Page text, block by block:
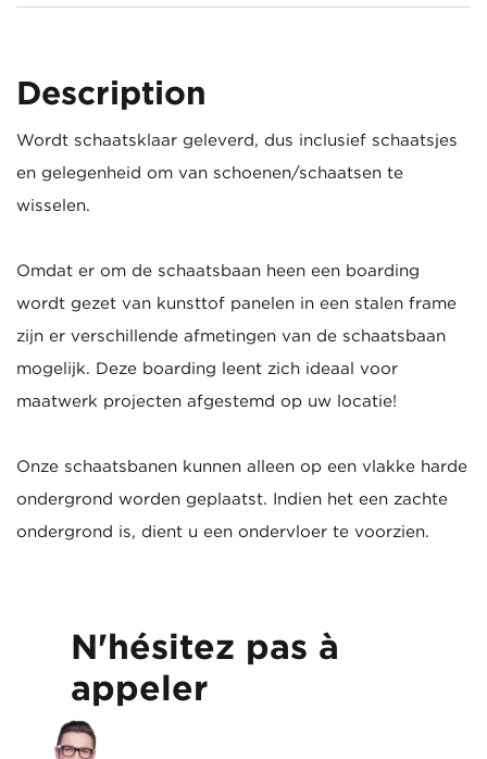
Description
Wordt schaatsklaar geleverd, dus inclusief schaatsjes
en gelegenheid om van schoenen/schaatsen te
wisselen.
Omdat er om de schaatsbaan heen een boarding
wordt gezet van kunsttof panelen in een stalen frame
zijn er verschillende afmetingen van de schaatsbaan
mogelijk. Deze boarding leent zich ideaal voor
maatwerk projecten afgestemd op uw locatie!
Onze schaatsbanen kunnen alleen op een vlakke harde
ondergrond worden geplaatst. Indien het een zachte
ondergrond is, dient u een ondervloer te voorzien.
N'hésitez pas à
appeler